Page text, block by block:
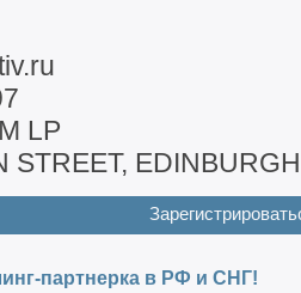
LP
STREET,
партнерка в РФ и СНГ!